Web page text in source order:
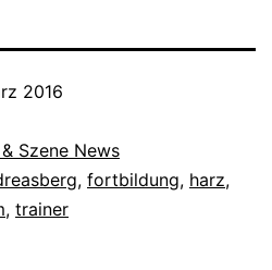
2016
Szene News
, fortbildung, harz,
, trainer